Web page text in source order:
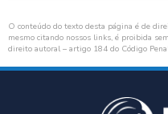
O conteúdo do texto desta página é de
mesmo citando nossos links, é proibida
direito autoral – artigo 184 do Código